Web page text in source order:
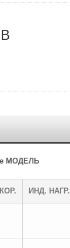
МОДЕЛЬ
ИНД. НАГР.